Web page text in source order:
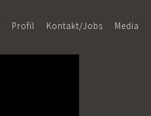
Profil Kontakt/Jobs Media